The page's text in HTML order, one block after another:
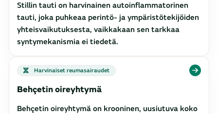
Stillin tauti on harvinainen autoinflammatorinen
tauti, joka puhkeaa perintö- ja ympäristötekijöiden
yhteisvaikutuksesta, vaikkakaan sen tarkkaa
syntymekanismia ei tiedetä.
Harvinaiset reumasairaudet
Behçetin oireyhtymä
Behçetin oireyhtymä on krooninen, uusiutuva koko